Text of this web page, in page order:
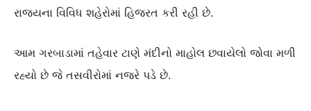
રાજ્યના વિવિધ શહેરોમાં હિજરત કરી રહી છે.
આમ ગરબાડામાં તહેવાર ટાણે મંદીનો માહોલ છવાયેલો જોવા મળી
રહ્યો છે જે તસવીરોમાં નજરે પડે છે.